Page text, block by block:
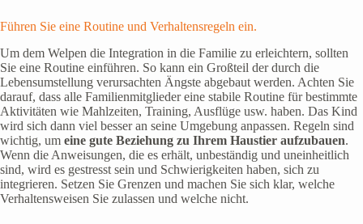
Führen Sie eine Routine und Verhaltensregeln ein.
Um dem Welpen die Integration in die Familie zu erleichtern, sollten
Sie eine Routine einführen. So kann ein Großteil der durch die
Lebensumstellung verursachten Ängste abgebaut werden. Achten Sie
darauf, dass alle Familienmitglieder eine stabile Routine für bestimmte
Aktivitäten wie Mahlzeiten, Training, Ausflüge usw. haben. Das Kind
wird sich dann viel besser an seine Umgebung anpassen. Regeln sind
wichtig, um eine gute Beziehung zu Ihrem Haustier aufzubauen.
Wenn die Anweisungen, die es erhält, unbeständig und uneinheitlich
sind, wird es gestresst sein und Schwierigkeiten haben, sich zu
integrieren. Setzen Sie Grenzen und machen Sie sich klar, welche
Verhaltensweisen Sie zulassen und welche nicht.